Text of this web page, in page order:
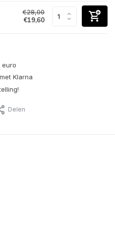
€28,00
€19,60
euro
Klarna
Delen